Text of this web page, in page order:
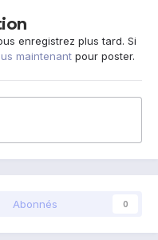
enregistrez plus tard. Si
maintenant pour poster.
Abonnés 0